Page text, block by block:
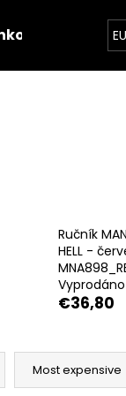
vybavení
Ručník
HELL -
Vyprodáno
€36,80
Most expensive